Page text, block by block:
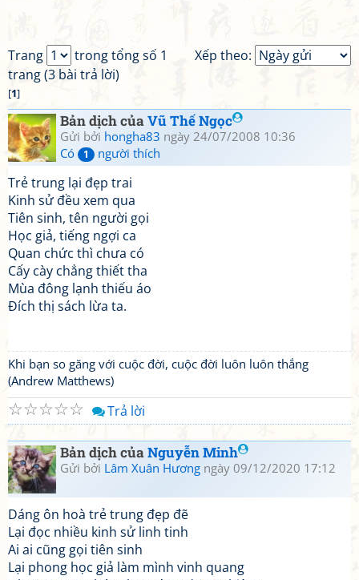
Xếp theo:
Trang
trong tổng số 1
trang (3 bài trả lời)
[1]
Bản dịch củaVũ Thế Ngọc
Gửi bởi hongha83 ngày 24/07/2008 10:36
Có
1 người thích
Trẻ trung lại đẹp trai
Kinh sử đều xem qua
Tiên sinh, tên người gọi
Học giả, tiếng ngợi ca
Quan chức thì chưa có
Cấy cày chẳng thiết tha
Mùa đông lạnh thiếu áo
Đích thị sách lừa ta.
Khi bạn so găng với cuộc đời, cuộc đời luôn luôn thắng
(Andrew Matthews)
☆
☆
☆
☆
☆ Trả lời
Bản dịch củaNguyễn Minh
Gửi bởi Lâm Xuân Hương ngày 09/12/2020 17:12
Dáng ôn hoà trẻ trung đẹp đẽ
Lại đọc nhiều kinh sử linh tinh
Ai ai cũng gọi tiên sinh
Lại phong học giả làm mình vinh quang